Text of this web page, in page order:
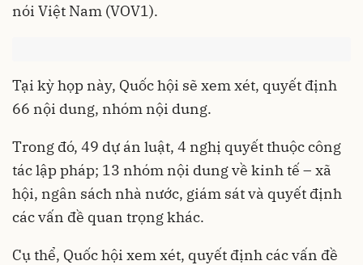
nói Việt Nam (VOV1).
Tại kỳ họp này, Quốc hội sẽ xem xét, quyết định
66 nội dung, nhóm nội dung.
Trong đó, 49 dự án luật, 4 nghị quyết thuộc công
tác lập pháp; 13 nhóm nội dung về kinh tế – xã
hội, ngân sách nhà nước, giám sát và quyết định
các vấn đề quan trọng khác.
Cụ thể, Quốc hội xem xét, quyết định các vấn đề